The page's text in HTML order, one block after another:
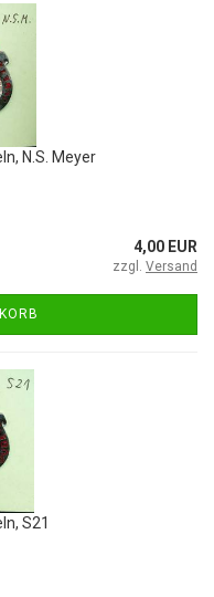
N.S. Meyer
4,00 EUR
zzgl. Versand
S21